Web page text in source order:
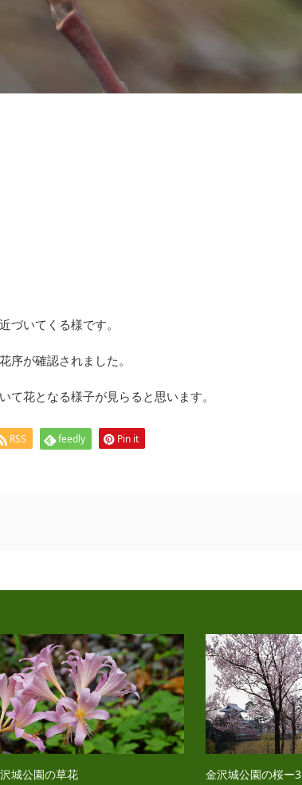
づいてくる様です。
序が確認されました。
て花となる様子が見らると思います。
RSS feedly Pin it
城公園の草花 金沢城公園の桜ー3